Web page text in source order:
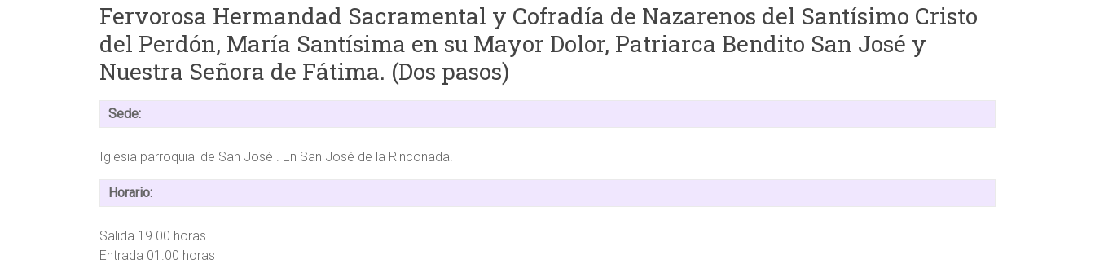
Fervorosa Hermandad Sacramental y Cofradía de Nazarenos del Santísimo Cristo
del Perdón, María Santísima en su Mayor Dolor, Patriarca Bendito San José y
Nuestra Señora de Fátima. (Dos pasos)
Sede:
Iglesia parroquial de San José . En San José de la Rinconada.
Horario:
Salida 19.00 horas
Entrada 01.00 horas